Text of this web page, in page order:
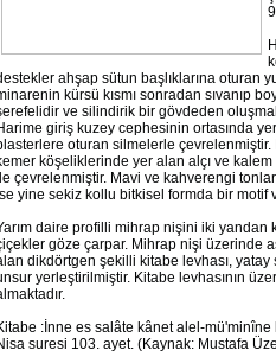
ahşap sütun başlıklarına oturan
kürsü kısmı sonradan sıvanıp
ve silindirik bir gövdeden
giriş kuzey cephesinin ortasında
oturan silmelerle
köşeliklerinde yer alan alçı ve
çevrelenmiştir. Mavi ve kahverengi
yine sekiz kollu bitkisel formda bir motif
daire profilli mihrap nişini iki yandan
göze çarpar. Mihrap nişi üzerinde
dikdörtgen şekilli kitabe levhası,
yerleştirilmiştir. Kitabe levhasının
:İnne es salâte kânet alel-
suresi 103. ayet. (Kaynak: Mustafa